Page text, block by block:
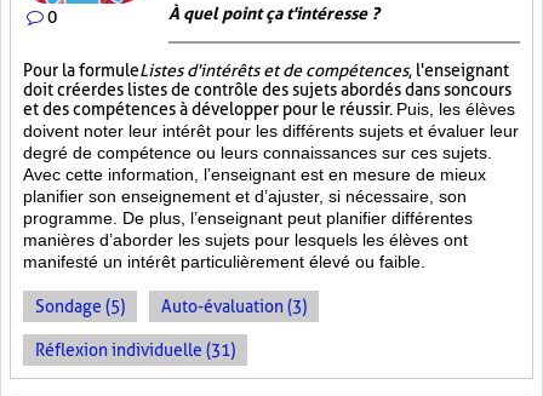
0 À quel point ça t'intéresse ?
Pour la formuleListes d'intérêts et de compétences, l'enseignant
doit créer des listes de contrôle des sujets abordés dans son cours
et des compétences à développer pour le réussir. Puis, les élèves
doivent noter leur intérêt pour les différents sujets et évaluer leur
degré de compétence ou leurs connaissances sur ces sujets.
Avec cette information, l’enseignant est en mesure de mieux
planifier son enseignement et d’ajuster, si nécessaire, son
programme. De plus, l’enseignant peut planifier différentes
manières d’aborder les sujets pour lesquels les élèves ont
manifesté un intérêt particulièrement élevé ou faible.
Sondage (5) Auto-évaluation (3)
Réflexion individuelle (31)